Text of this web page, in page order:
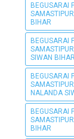
BEGUSARAI
BIHAR
BEGUSARAI
SIWAN BIHAR
BEGUSARAI
NALANDA
BEGUSARAI
BIHAR